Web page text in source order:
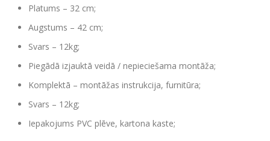
Platums – 32 cm;
Augstums – 42 cm;
Svars – 12kg;
Piegādā izjauktā veidā / nepieciešama montāža;
Komplektā – montāžas instrukcija, furnitūra;
Svars – 12kg;
Iepakojums PVC plēve, kartona kaste;